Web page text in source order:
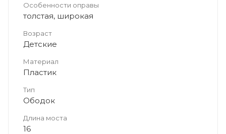
Особенности оправы
толстая, широкая
Возраст
Детские
Материал
Пластик
Тип
Ободок
Длина моста
16